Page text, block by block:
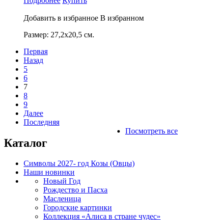
Добавить в избранное В избранном
Размер: 27,2х20,5 см.
Первая
Назад
5
6
7
8
9
Далее
Последняя
Посмотреть все
Каталог
Символы 2027- год Козы (Овцы)
Наши новинки
Новый Год
Рождество и Пасха
Масленица
Городские картинки
Коллекция «Алиса в стране чудес»